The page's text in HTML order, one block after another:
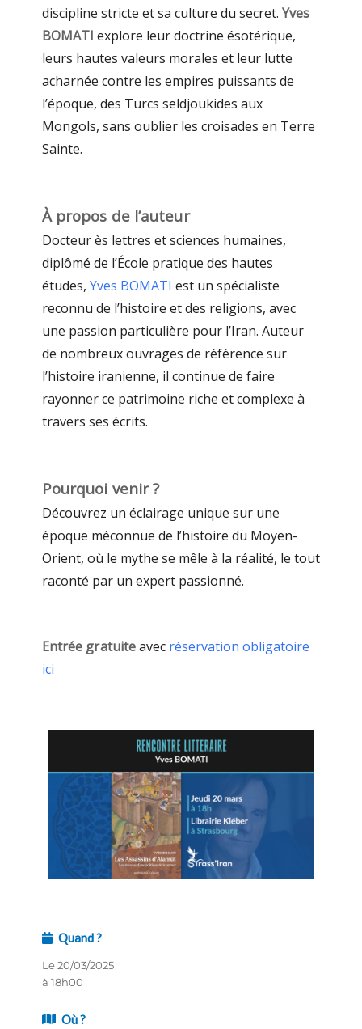
discipline stricte et sa culture du secret. Yves
BOMATI explore leur doctrine ésotérique,
leurs hautes valeurs morales et leur lutte
acharnée contre les empires puissants de
l’époque, des Turcs seldjoukides aux
Mongols, sans oublier les croisades en Terre
Sainte.
À propos de l’auteur
Docteur ès lettres et sciences humaines,
diplômé de l’École pratique des hautes
études, Yves BOMATI est un spécialiste
reconnu de l’histoire et des religions, avec
une passion particulière pour l’Iran. Auteur
de nombreux ouvrages de référence sur
l’histoire iranienne, il continue de faire
rayonner ce patrimoine riche et complexe à
travers ses écrits.
Pourquoi venir ?
Découvrez un éclairage unique sur une
époque méconnue de l’histoire du Moyen-
Orient, où le mythe se mêle à la réalité, le tout
raconté par un expert passionné.
Entrée gratuiteavec réservation obligatoire
ici
Quand ?
Le 20/03/2025
à 18h00
Où ?